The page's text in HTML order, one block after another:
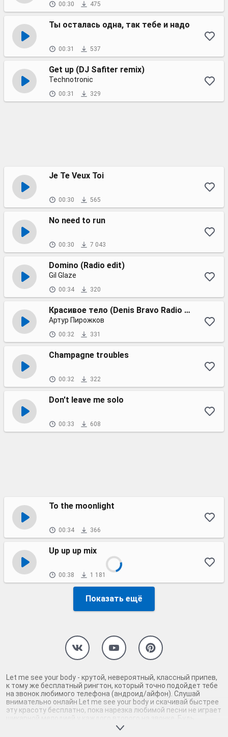
00:30 475
Ты осталась одна, так тебе и надо
00:31 537
Get up (DJ Safiter remix)
Technotronic
00:31 329
Je Te Veux Toi
00:30 565
No need to run
00:30 7 043
Domino (Radio edit)
Gil Glaze
00:34 320
Красивое тело (Denis Bravo Radio edit)
Артур Пирожков
00:32 331
Champagne troubles
00:32 322
Don't leave me solo
00:33 608
To the moonlight
00:34 366
Up up up mix
00:38 1 181
Показать ещё
Let me see your body - крутой, невероятный, классный припев,
к тому же бесплатный рингтон, который точно подойдет тебе
на звонок любимого телефона (андроид/айфон). Слушай
внимательно онлайн Let me see your body и скачивай быстрее
эту красоту бесплатно, пока нарезка любимой песни не играет
шикарной мелодией у каждого второго на звонке. Будь
первым, кто скачает бесплатно сей шедевр музыки и оценит